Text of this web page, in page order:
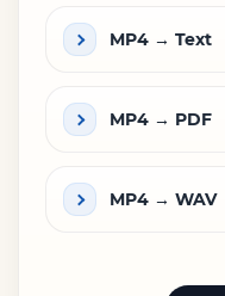
MP4 → Text
MP4 → PDF
MP4 → WAV